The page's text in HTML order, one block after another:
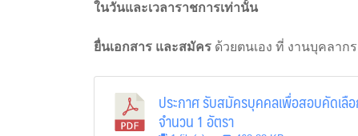
ในวันและเวลาราชการเท่านั้น
ยื่นเอกสาร และสมัคร ด้วยตนเอง ที่ งานบุคลาก
ประกาศ รับสมัครบุคคลเพื่อสอบคัดเลื
จำนวน 1 อัตรา